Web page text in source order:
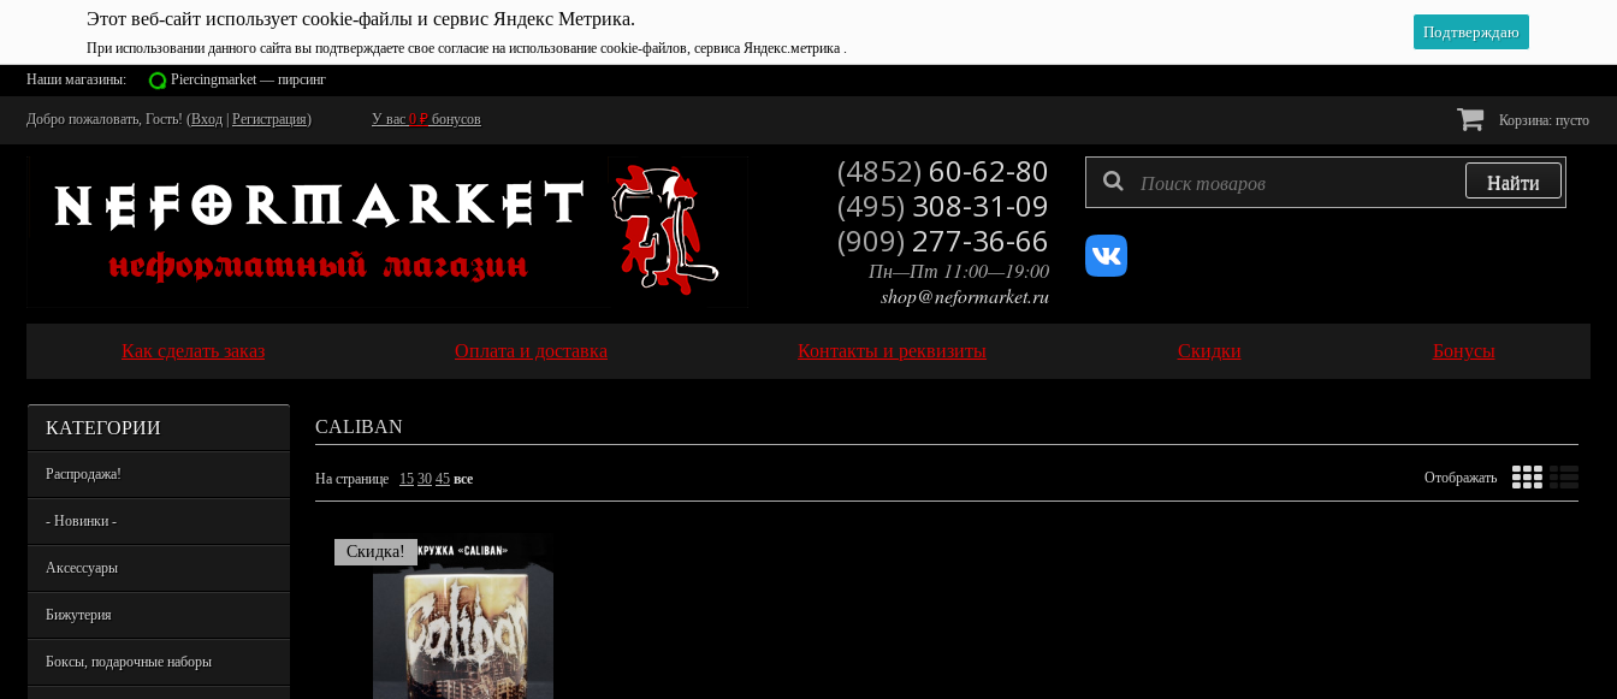
Этот веб-сайт использует cookie-файлы и сервис Яндекс Метрика.
При использовании данного сайта вы подтверждаете свое согласие на использование cookie-файлов, сервиса Яндекс.метрика .
Подтверждаю
Наши магазины: Piercingmarket — пирсинг
Добро пожаловать, Гость! (Вход Регистрация) У вас 0 ₽ бонусов Корзина: пусто
(4852) 60-62-80
(495) 308-31-09
(909) 277-36-66
Пн—Пт 11:00—19:00
shop@neformarket.ru
Как сделать заказ Оплата и доставка Контакты и реквизиты Скидки Бонусы
КАТЕГОРИИ
Распродажа!
- Новинки -
Аксессуары
Бижутерия
Боксы, подарочные наборы
CALIBAN
На странице 15 30 45 все Отображать
Скидка!